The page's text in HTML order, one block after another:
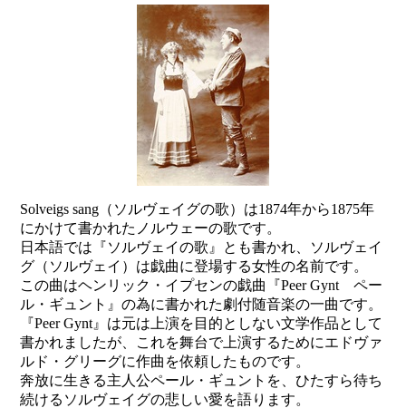
Solveigs sang（ソルヴェイグの歌）は1874年から1875年
にかけて書かれたノルウェーの歌です。
日本語では『ソルヴェイの歌』とも書かれ、ソルヴェイ
グ（ソルヴェイ）は戯曲に登場する女性の名前です。
この曲はヘンリック・イプセンの戯曲『Peer Gynt ペー
ル・ギュント』の為に書かれた劇付随音楽の一曲です。
『Peer Gynt』は元は上演を目的としない文学作品として
書かれましたが、これを舞台で上演するためにエドヴァ
ルド・グリーグに作曲を依頼したものです。
奔放に生きる主人公ペール・ギュントを、ひたすら待ち
続けるソルヴェイグの悲しい愛を語ります。